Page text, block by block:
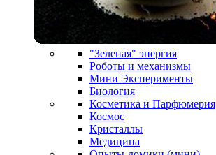
"Зеленая" энергия
Роботы и механизмы
Мини Эксперименты
Биология
Косметика и Парфюмерия
Космос
Кристаллы
Медицина